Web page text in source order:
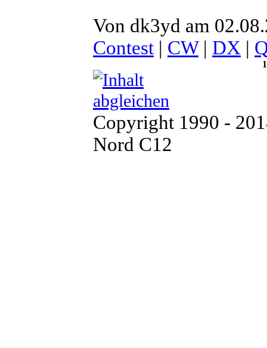
Von dk3yd am
Contest | CW| DX |
1
Copyright 1990 -
Nord C12